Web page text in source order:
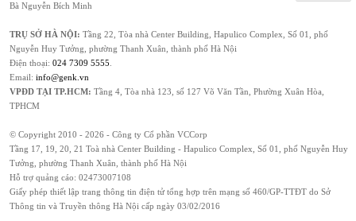
Bà Nguyễn Bích Minh
TRỤ SỞ HÀ NỘI: Tầng 22, Tòa nhà Center Building, Hapulico Complex, Số 01, phố
Nguyễn Huy Tưởng, phường Thanh Xuân, thành phố Hà Nội
Điện thoại: 024 7309 5555
Email: info@genk.vn
VPĐD TẠI TP.HCM: Tầng 4, Tòa nhà 123, số 127 Võ Văn Tần, Phường Xuân Hòa,
TPHCM
© Copyright 2010 - 2026 - Công ty Cổ phần VCCorp
Tầng 17, 19, 20, 21 Toà nhà Center Building - Hapulico Complex, Số 01, phố Nguyễn Huy
Tưởng, phường Thanh Xuân, thành phố Hà Nội
Hỗ trợ quảng cáo: 02473007108
Giấy phép thiết lập trang thông tin điện tử tổng hợp trên mạng số 460/GP-TTĐT do Sở
Thông tin và Truyền thông Hà Nội cấp ngày 03/02/2016